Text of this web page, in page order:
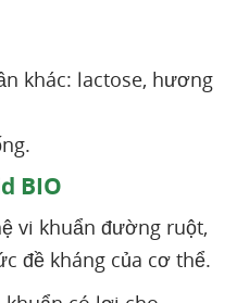
khác: lactose, hương
BIO
vi khuẩn đường ruột,
đề kháng của cơ thể.